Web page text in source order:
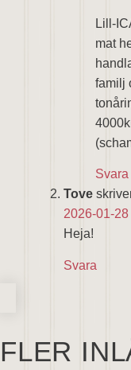
Lill-
mat
familj
Svara
Tove
2026-01-
Heja!
Svara
FLER